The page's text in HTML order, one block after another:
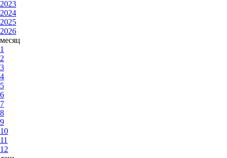
2023
2024
2025
2026
месяц
1
2
3
4
5
6
7
8
9
10
11
12